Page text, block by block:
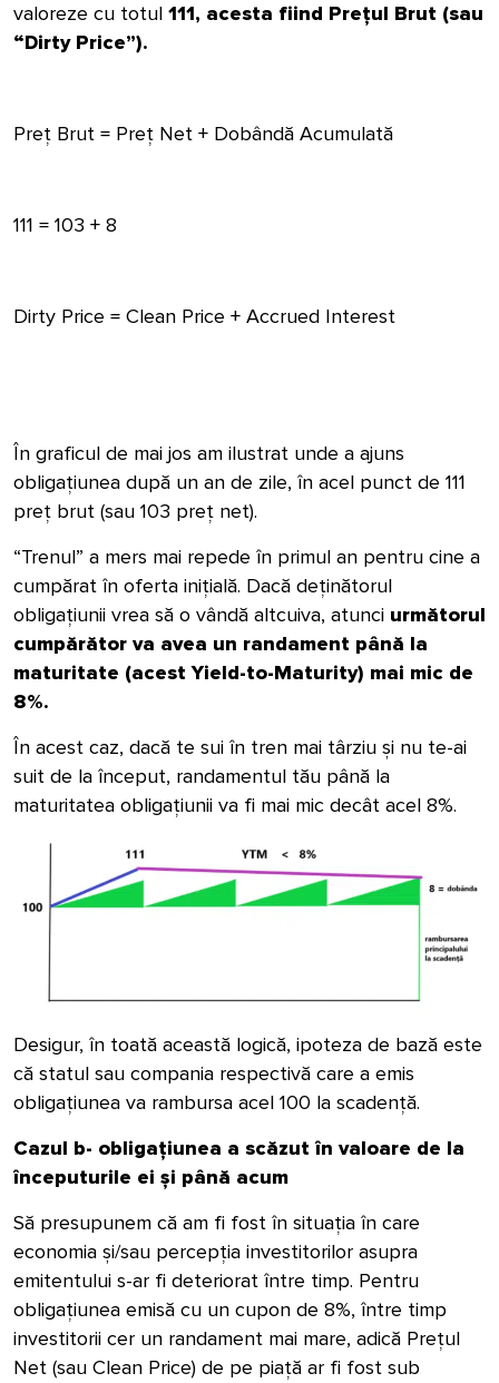
valoreze cu totul 111, acesta fiind Prețul Brut (sau
“Dirty Price”).
Preț Brut = Preț Net + Dobândă Acumulată
111 = 103 + 8
Dirty Price = Clean Price + Accrued Interest
În graficul de mai jos am ilustrat unde a ajuns
obligațiunea după un an de zile, în acel punct de 111
preț brut (sau 103 preț net).
“Trenul” a mers mai repede în primul an pentru cine a
cumpărat în oferta inițială. Dacă deținătorul
obligațiunii vrea să o vândă altcuiva, atunci următorul
cumpărător va avea un randament până la
maturitate (acest Yield-to-Maturity) mai mic de
8%.
În acest caz, dacă te sui în tren mai târziu și nu te-ai
suit de la început, randamentul tău până la
maturitatea obligațiunii va fi mai mic decât acel 8%.
Desigur, în toată această logică, ipoteza de bază este
că statul sau compania respectivă care a emis
obligațiunea va rambursa acel 100 la scadență.
Cazul b- obligațiunea a scăzut în valoare de la
începuturile ei și până acum
Să presupunem că am fi fost în situația în care
economia și/sau percepția investitorilor asupra
emitentului s-ar fi deteriorat între timp. Pentru
obligațiunea emisă cu un cupon de 8%, între timp
investitorii cer un randament mai mare, adică Prețul
Net (sau Clean Price) de pe piață ar fi fost sub